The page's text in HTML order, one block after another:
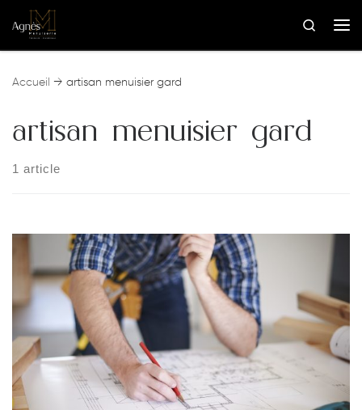
Skip to content
Search
Accueil → artisan menuisier gard
artisan menuisier gard
1 article